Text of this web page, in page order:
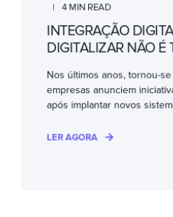
4 MIN READ
INTEGRAÇÃO
DIGITALIZAR NÃO É
Nos últimos anos, tornou-
empresas anunciem
após implantar novos
LER AGORA